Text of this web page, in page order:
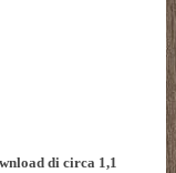
di circa 1,1